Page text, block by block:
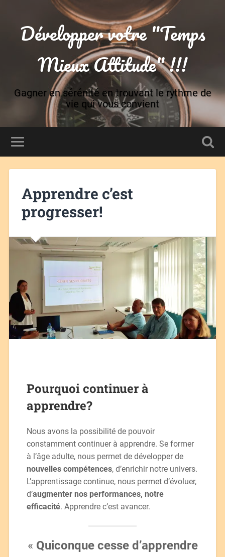
Développer votre "Temps
Mieux Attitude" !!!
Gagner en sérénité en trouvant le rythme de
vie qui vous convient
Apprendre c’est
progresser!
Pourquoi continuer à
apprendre?
Nous avons la possibilité de pouvoir
constamment continuer à apprendre. Se former
à l’âge adulte, nous permet de développer de
nouvelles compétences, d’enrichir notre univers.
L’apprentissage continue, nous permet d’évoluer,
d’augmenter nos performances, notre
efficacité. Apprendre c’est avancer.
« Quiconque cesse d’apprendre